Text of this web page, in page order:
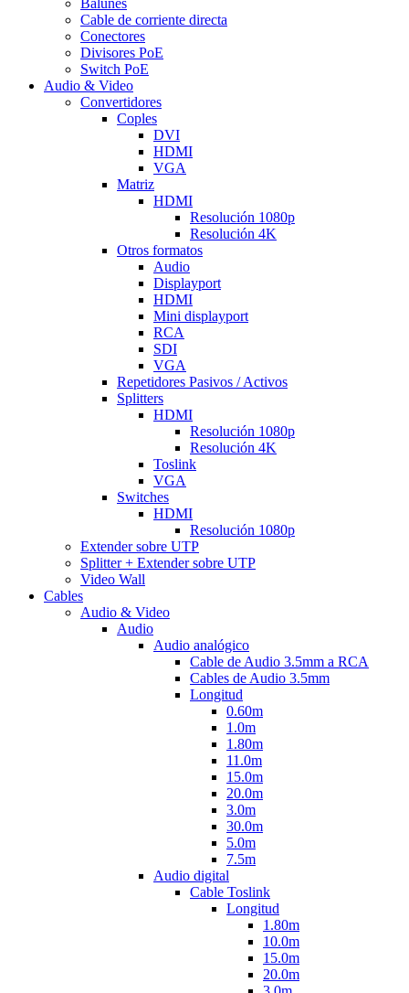
Balunes
Cable de corriente directa
Conectores
Divisores PoE
Switch PoE
Audio & Video
Convertidores
Coples
DVI
HDMI
VGA
Matriz
HDMI
Resolución 1080p
Resolución 4K
Otros formatos
Audio
Displayport
HDMI
Mini displayport
RCA
SDI
VGA
Repetidores Pasivos / Activos
Splitters
HDMI
Resolución 1080p
Resolución 4K
Toslink
VGA
Switches
HDMI
Resolución 1080p
Extender sobre UTP
Splitter + Extender sobre UTP
Video Wall
Cables
Audio & Video
Audio
Audio analógico
Cable de Audio 3.5mm a RCA
Cables de Audio 3.5mm
Longitud
0.60m
1.0m
1.80m
11.0m
15.0m
20.0m
3.0m
30.0m
5.0m
7.5m
Audio digital
Cable Toslink
Longitud
1.80m
10.0m
15.0m
20.0m